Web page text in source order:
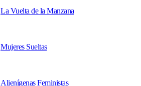
La Vuelta de la Manzana
Mujeres Sueltas
Alienígenas Feministas